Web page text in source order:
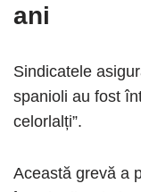
ani
Sindicatele
spanioli au fost
celorlalți”.
Această grevă a